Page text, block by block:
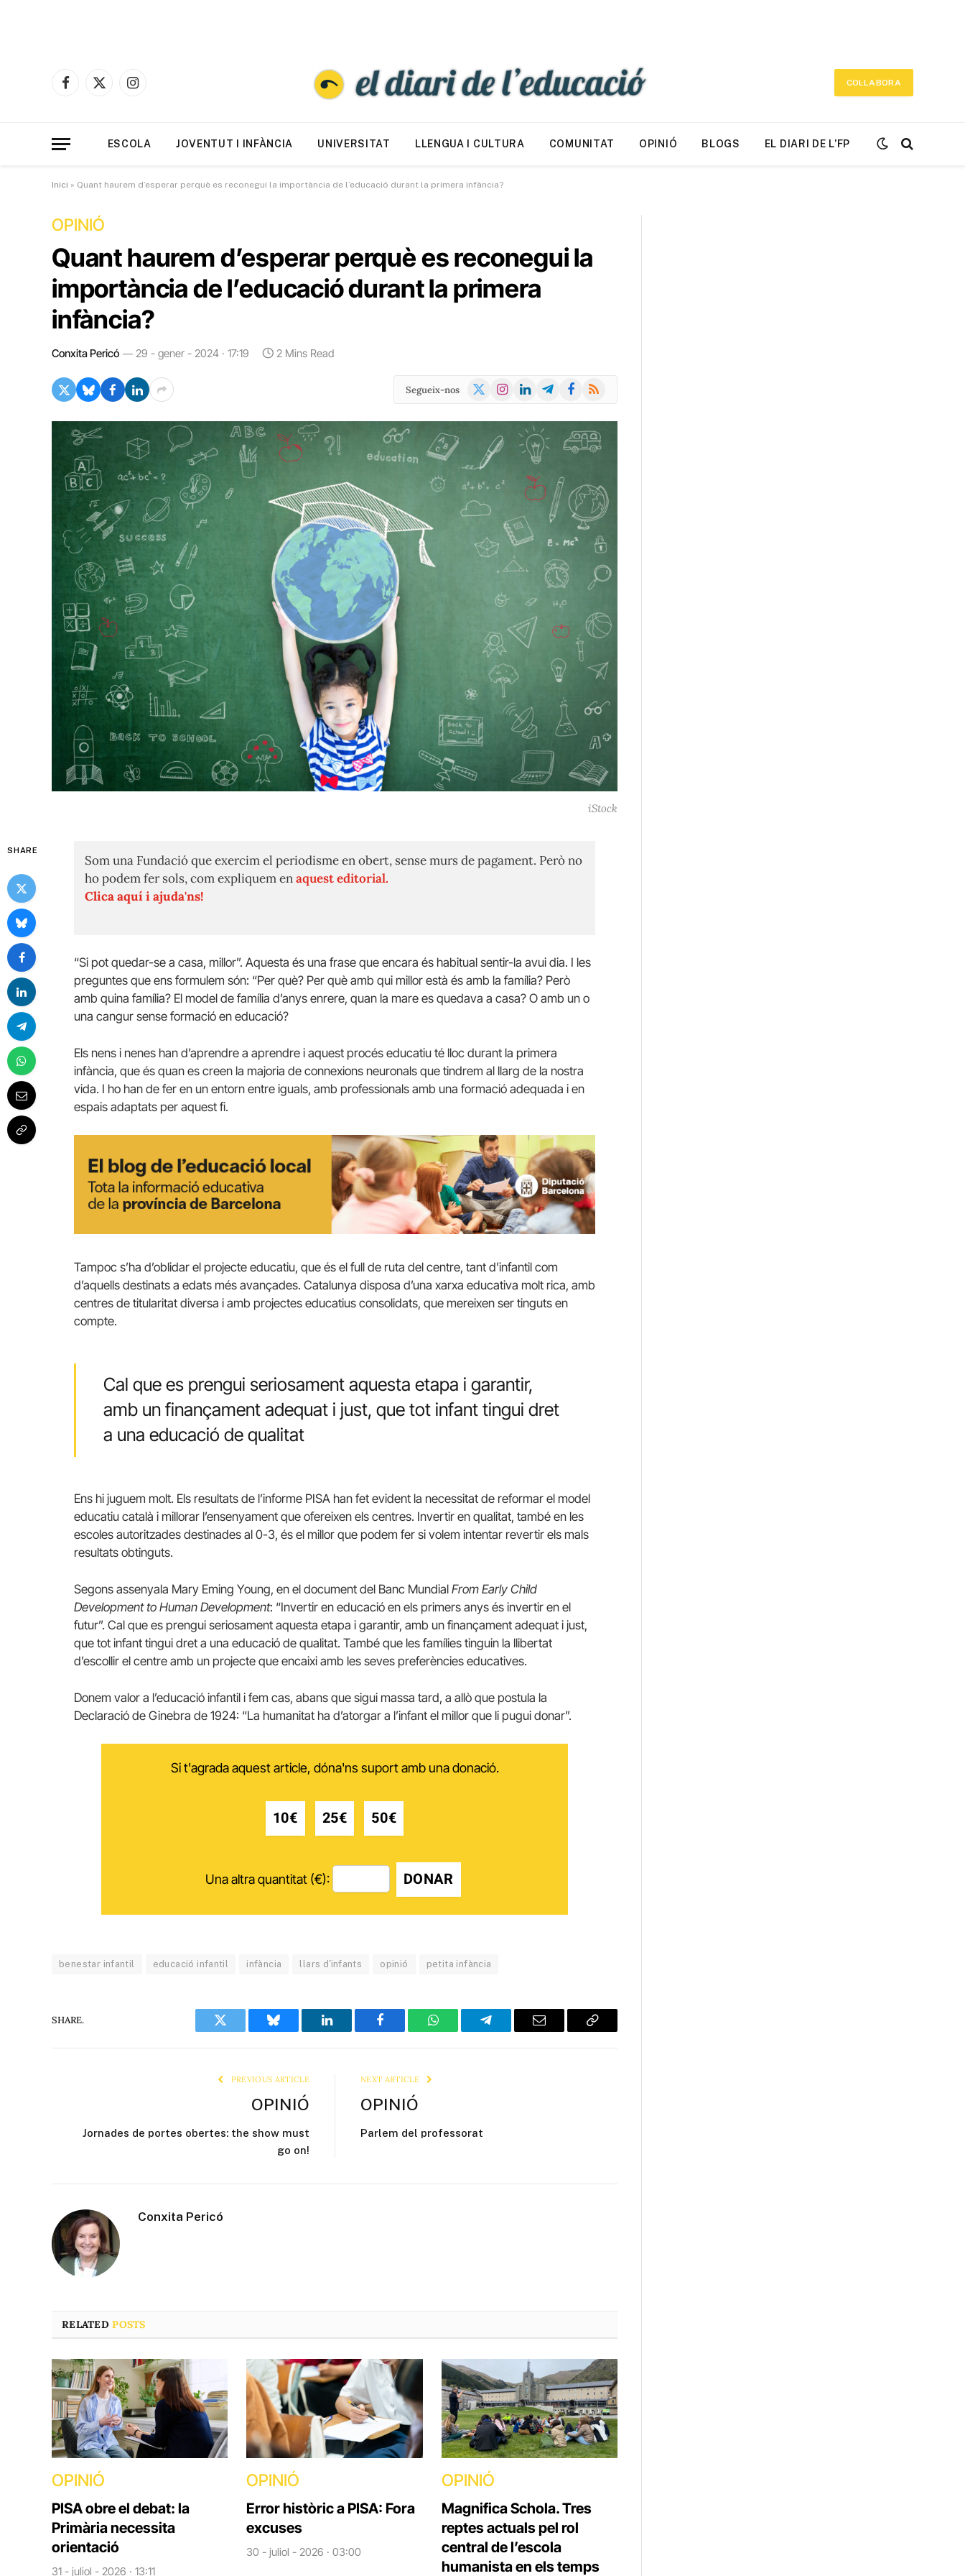
Facebook
X
Instagram
COL·LABORA
ESCOLA JOVENTUT I INFÀNCIA UNIVERSITAT LLENGUA I CULTURA COMUNITAT OPINIÓ BLOGS EL DIARI DE L’FP
Inici » Quant haurem d’esperar perquè es reconegui la importància de l’educació durant la primera infància?
OPINIÓ
Quant haurem d’esperar perquè es reconegui la
importància de l’educació durant la primera
infància?
Conxita Pericó 29 - gener - 2024 · 17:19 2 Mins Read
Segueix-nos
X
Instagram
LinkedInTelegramFacebook
RSS
iStock
SHARE
Som una Fundació que exercim el periodisme en obert, sense murs de pagament. Però no
ho podem fer sols, com expliquem enaquest editorial.
Clica aquí i ajuda'ns!
“Si pot quedar-se a casa, millor”. Aquesta és una frase que encara és habitual sentir-la avui dia. I les
preguntes que ens formulem són: “Per què? Per què amb qui millor està és amb la família? Però
amb quina família? El model de família d’anys enrere, quan la mare es quedava a casa? O amb un o
una cangur sense formació en educació?
Els nens i nenes han d’aprendre a aprendre i aquest procés educatiu té lloc durant la primera
infància, que és quan es creen la majoria de connexions neuronals que tindrem al llarg de la nostra
vida. I ho han de fer en un entorn entre iguals, amb professionals amb una formació adequada i en
espais adaptats per aquest fi.
Tampoc s’ha d’oblidar el projecte educatiu, que és el full de ruta del centre, tant d’infantil com
d’aquells destinats a edats més avançades. Catalunya disposa d’una xarxa educativa molt rica, amb
centres de titularitat diversa i amb projectes educatius consolidats, que mereixen ser tinguts en
compte.
Cal que es prengui seriosament aquesta etapa i garantir,
amb un finançament adequat i just, que tot infant tingui dret
a una educació de qualitat
Ens hi juguem molt. Els resultats de l’informe PISA han fet evident la necessitat de reformar el model
educatiu català i millorar l’ensenyament que ofereixen els centres. Invertir en qualitat, també en les
escoles autoritzades destinades al 0-3, és el millor que podem fer si volem intentar revertir els mals
resultats obtinguts.
Segons assenyala Mary Eming Young, en el document del Banc Mundial From Early Child
Development to Human Development: “Invertir en educació en els primers anys és invertir en el
futur”. Cal que es prengui seriosament aquesta etapa i garantir, amb un finançament adequat i just,
que tot infant tingui dret a una educació de qualitat. També que les famílies tinguin la llibertat
d’escollir el centre amb un projecte que encaixi amb les seves preferències educatives.
Donem valor a l’educació infantil i fem cas, abans que sigui massa tard, a allò que postula la
Declaració de Ginebra de 1924: “La humanitat ha d’atorgar a l’infant el millor que li pugui donar”.
Si t'agrada aquest article, dóna'ns suport amb una donació.
10€ 25€ 50€
Una altra quantitat (€): DONAR
benestar infantil educació infantil infància llars d'infants opinió petita infància
SHARE.
Twitter Bluesky LinkedIn Facebook WhatsAppTelegram Email
Copy
PREVIOUS ARTICLE
OPINIÓ
Jornades de portes obertes: the show must
go on!
NEXT ARTICLE
OPINIÓ
Parlem del professorat
Conxita Pericó
RELATEDPOSTS
OPINIÓ
PISA obre el debat: la
Primària necessita
orientació
31 - juliol - 2026 · 13:11
OPINIÓ
Error històric a PISA: Fora
excuses
30 - juliol - 2026 · 03:00
OPINIÓ
Magnifica Schola. Tres
reptes actuals pel rol
central de l’escola
humanista en els temps